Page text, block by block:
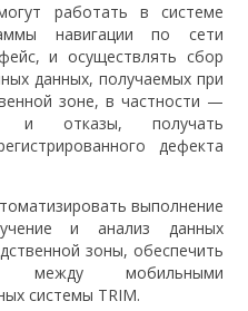
работать в системе
навигации по сети
и осуществлять сбор
данных, получаемых при
зоне, в частности —
и отказы, получать
дефекта
выполнение
и анализ данных
зоны, обеспечить
между мобильными
системы TRIM.